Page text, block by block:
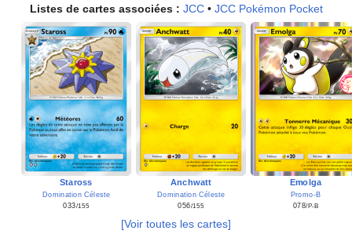
Listes de cartes associées : JCC• JCC Pokémon Pocket
Staross
Domination Céleste
033/155
Anchwatt
Domination Céleste
056/155
Emolga
Promo-B
078/P-B
[Voir toutes les cartes]